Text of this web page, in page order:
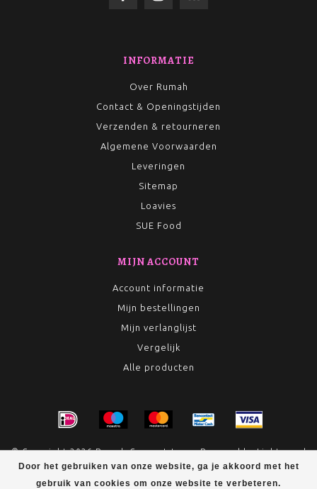
Door het gebruiken van onze website, ga je akkoord met het
gebruik van cookies om onze website te verbeteren.
INFORMATIE
Over Rumah
Contact & Openingstijden
Verzenden & retourneren
Algemene Voorwaarden
Leveringen
Sitemap
Loavies
SUE Food
MIJN ACCOUNT
Account informatie
Mijn bestellingen
Mijn verlanglijst
Vergelijk
Alle producten
© Copyright 2026 Rumah Conceptstore - Powered byLightspeed
- Theme by Dyvelopment